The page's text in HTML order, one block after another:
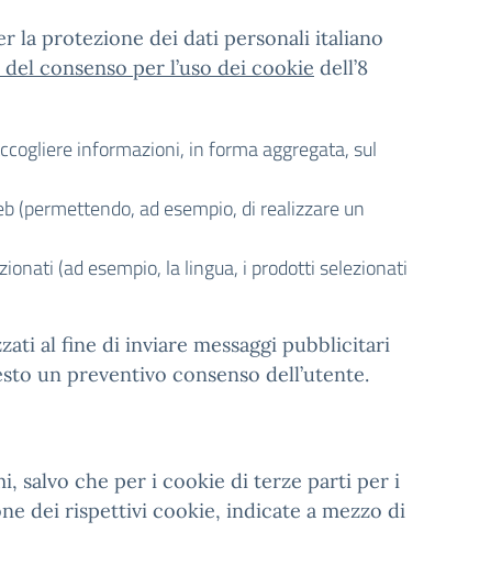
la protezione dei dati personali italiano
consenso per l’uso dei cookie dell’8
informazioni, in forma aggregata, sul
(permettendo, ad esempio, di realizzare un
(ad esempio, la lingua, i prodotti selezionati
al fine di inviare messaggi pubblicitari
un preventivo consenso dell’utente.
salvo che per i cookie di terze parti per i
dei rispettivi cookie, indicate a mezzo di